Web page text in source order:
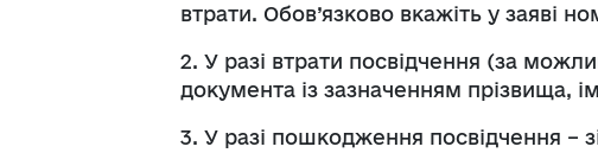
втрати. Обов’язково вкажіть у заяві
2. У разі втрати посвідчення (за
документа із зазначенням прізвища,
3. У разі пошкодження посвідчення –